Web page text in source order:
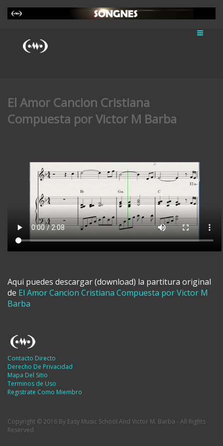
El Amor Cancion Cristiana
Compuesta por Victor M Barba
Aqui puedes descargar (download) la partitura original
de El Amor Cancion Cristiana Compuesta por Victor M
Barba
Contacto Directo
Derecho De Privacidad
Mapa Del Sitio
Terminos de Uso
Registrate Como Miembro
Copyright © 2016 By Easy Music School And Victor M. Barba - All Rights
Reserved